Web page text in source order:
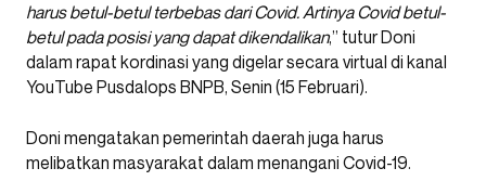
harus betul-betul terbebas dari Covid. Artinya Covid betul-
betul pada posisi yang dapat dikendalikan,” tutur Doni
dalam rapat kordinasi yang digelar secara virtual di kanal
YouTube Pusdalops BNPB, Senin (15 Februari).
Doni mengatakan pemerintah daerah juga harus
melibatkan masyarakat dalam menangani Covid-19.